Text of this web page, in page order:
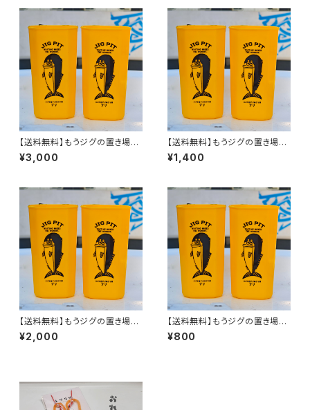
【送料無料】もうジグの置き場に
困らない！ジグピット5個
¥3,000
【送料無料】もうジグの置き場に
困らない！ジグピット2個
¥1,400
【送料無料】もうジグの置き場に
困らない！ジグピット3個
¥2,000
【送料無料】もうジグの置き場に
困らない！ジグピット1個
¥800